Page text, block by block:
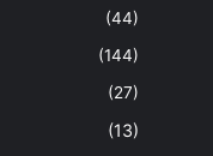
(44)
(144)
(27)
(13)